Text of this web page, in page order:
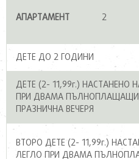
АПАРТАМЕНТ 2
ДЕТЕ ДО 2 ГОДИНИ
ДЕТЕ (2- 11,99г.)
ПРИ ДВАМА
ПРАЗНИЧНА ВЕЧЕРЯ
ВТОРО ДЕТЕ (2- 11,99г.)
ЛЕГЛО ПРИ ДВАМА